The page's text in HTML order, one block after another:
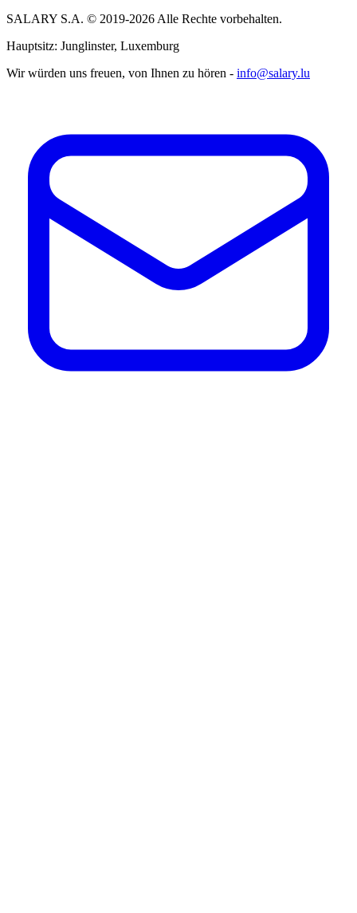
SALARY S.A. © 2019-2026 Alle Rechte vorbehalten.
Hauptsitz: Junglinster, Luxemburg
Wir würden uns freuen, von Ihnen zu hören - info@salary.lu